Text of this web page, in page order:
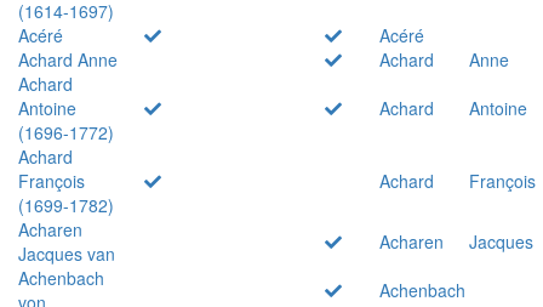
(1614-1697)
Acéré
Acéré
Achard Anne
Achard
Anne
Achard
Antoine
(1696-1772)
Achard
Antoine
Achard
François
(1699-1782)
Achard
François
Acharen
Jacques van
Acharen
Jacques
Achenbach
von
Achenbach